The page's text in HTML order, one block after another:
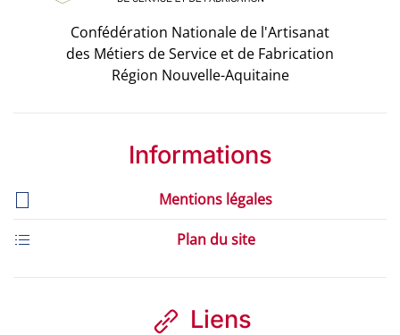
Confédération Nationale de l'Artisanat
des Métiers de Service et de Fabrication
Région Nouvelle-Aquitaine
Informations
Mentions légales
Plan du site
Liens